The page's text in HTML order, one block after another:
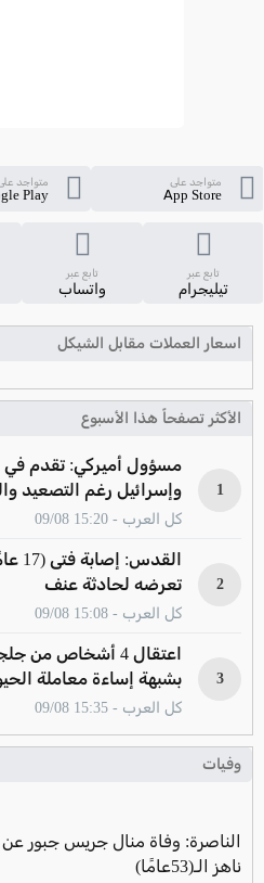
متواجد على
App Store
متواجد
Play
تابع عبر
تيليجرام
تابع عبر
واتساب
اسعار العملات مقابل الشيكل
الأكثر تصفحاً هذا الأسبوع
1
مسؤول أميركي: تقدم في
وإسرائيل رغم التصعيد
كل العرب - 15:20 09/08
2
تعرضه لحادثة عنف
كل العرب - 15:08 09/08
3
اعتقال 4 أشخاص من
بشبهة إساءة معاملة
كل العرب - 15:35 09/08
وفيات
الناصرة: وفاة منال جريس جبور
ناهز الـ(53عامًا)